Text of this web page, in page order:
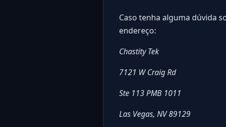
Caso tenha alguma dúvida
endereço:
Chastity Tek
7121 W Craig Rd
Ste 113 PMB 1011
Las Vegas, NV 89129